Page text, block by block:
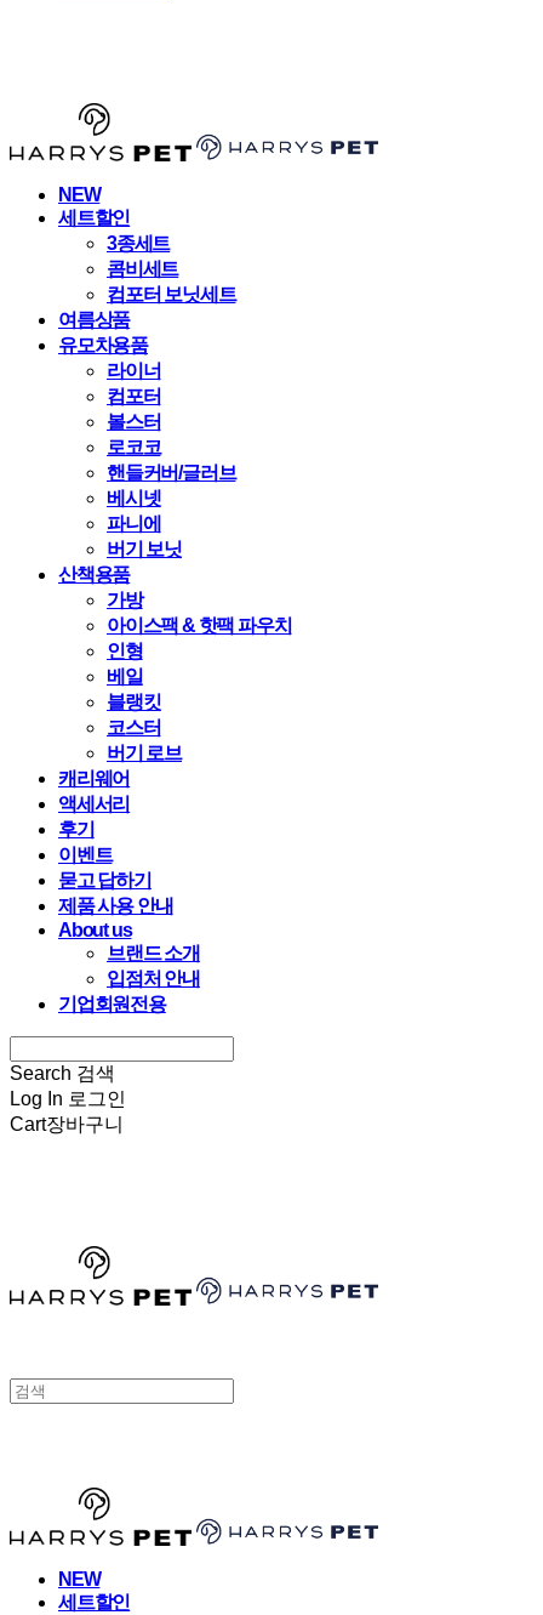
NEW
세트할인
3종세트
콤비세트
컴포터 보닛세트
여름상품
유모차용품
라이너
컴포터
볼스터
로코코
핸들커버/글러브
베시넷
파니에
버기 보닛
산책용품
가방
아이스팩 & 핫팩 파우치
인형
베일
블랭킷
코스터
버기 로브
캐리웨어
액세서리
후기
이벤트
묻고 답하기
제품 사용 안내
About us
브랜드 소개
입점처 안내
기업회원전용
Search 검색
Log In 로그인
Cart장바구니
NEW
세트할인